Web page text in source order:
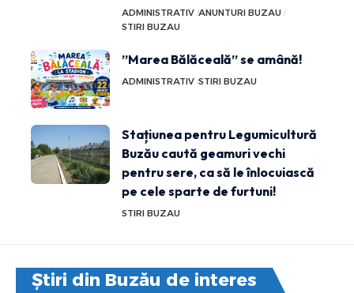
ADMINISTRATIV ANUNTURI BUZAU
STIRI BUZAU
”Marea Bălăceală” se amână!
ADMINISTRATIV STIRI BUZAU
Stațiunea pentru Legumicultură
Buzău caută geamuri vechi
pentru sere, ca să le înlocuiască
pe cele sparte de furtuni!
STIRI BUZAU
Știri din Buzău de interes